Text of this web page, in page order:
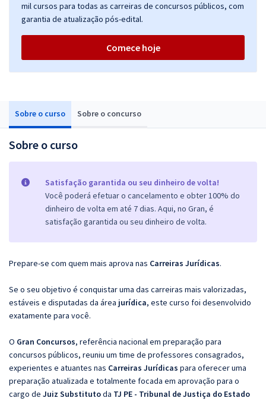
Sobre o curso Sobre o concurso
Sobre o curso
Satisfação garantida ou seu dinheiro de volta!
Você poderá efetuar o cancelamento e obter 100% do
dinheiro de volta em até 7 dias. Aqui, no Gran, é
satisfação garantida ou seu dinheiro de volta.
Prepare-se com quem mais aprova nas Carreiras Jurídicas.
Se o seu objetivo é conquistar uma das carreiras mais valorizadas,
estáveis e disputadas da área jurídica, este curso foi desenvolvido
exatamente para você.
O Gran Concursos, referência nacional em preparação para
concursos públicos, reuniu um time de professores consagrados,
experientes e atuantes nas Carreiras Jurídicas para oferecer uma
preparação atualizada e totalmente focada em aprovação para o
cargo de Juiz Substitutoda TJ PE - Tribunal de Justiça do Estado
mil cursos para todas as carreiras de concursos públicos, com
garantia de atualização pós-edital.
Comece hoje